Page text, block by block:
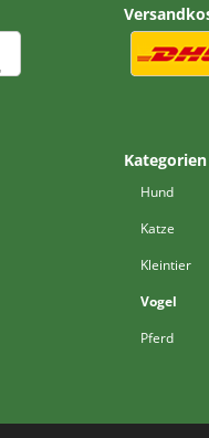
Kategorien
Hund
Katze
Kleintier
Vogel
Pferd